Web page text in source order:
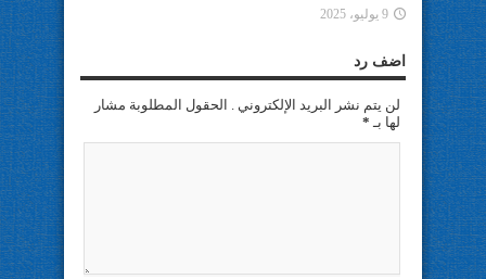
9 يوليو، 2025
اضف رد
لن يتم نشر البريد الإلكتروني . الحقول المطلوبة مشار
لها بـ *